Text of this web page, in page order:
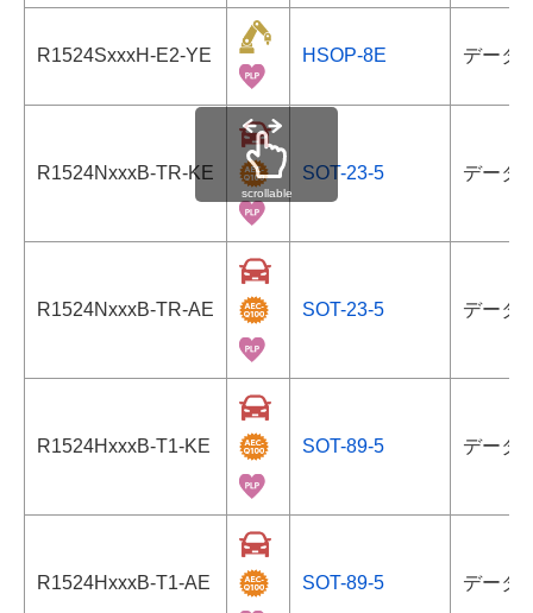
R1524SxxxH-E2-YE HSOP-8E データ
R1524NxxxB-TR-KE SOT-23-5 データ
R1524NxxxB-TR-AE SOT-23-5 データ
R1524HxxxB-T1-KE SOT-89-5 データ
R1524HxxxB-T1-AE SOT-89-5 データ
scrollable